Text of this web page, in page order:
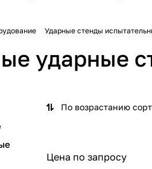
Ударные стенды
ударные
По возрастанию
Цена по запросу